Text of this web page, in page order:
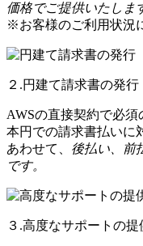
価格でご提供いたしま
※お客様のご利用状況
２.円建て請求書の発行
AWSの直接契約で必
本円での請求書払いに
あわせて、 後払い、前
です。
３.高度なサポートの提